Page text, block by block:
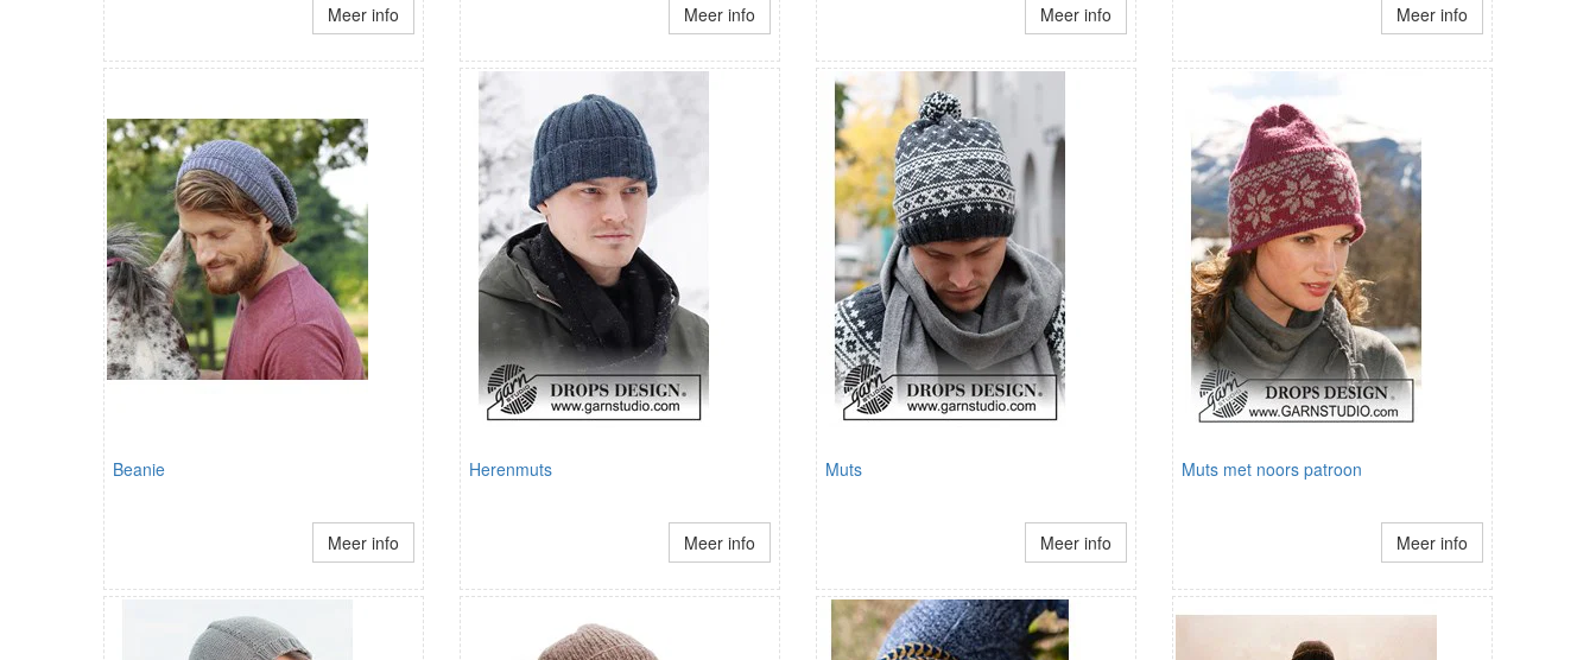
Meer info Meer info Meer info Meer info
Beanie
Meer info
Herenmuts
Meer info
Muts
Meer info
Muts met noors patroon
Meer info